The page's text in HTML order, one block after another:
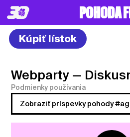
POHODA
Kúpiť lístok
Webparty —
Podmienky používania
Zobraziť príspevky pohody